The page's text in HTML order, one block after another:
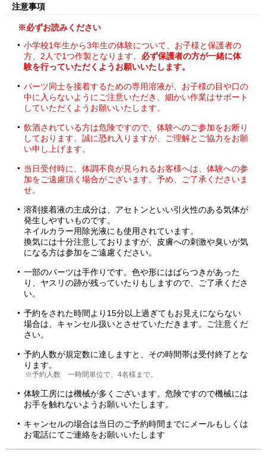
注意事項
※必ずお読みください
小学校1年生から3年生の体験について、お子様と保護者の
方、2人で1つ作製となります。 必ず保護者の方が一緒に体
験を行っていただくようお願いいたします。
パーツ同士を接着するための専用溶液が、お子様の目や口の
中に入らないようにご注意いただき、細かい作業はサポート
していただくようお願いいたします。
飲酒されている方は危険ですので、体験へのご参加をお断り
しております。誠に恐れ入りますが、ご理解とご協力をお願
い申し上げます。
当日受付時に、体調不良が見られるお客様へは、体験への参
加をご遠慮頂く場合がございます。予め、ご了承くださいま
せ。
溶剤接着液の主成分は、アセトンといい引火性のある気体が
発生しやすいものです。
ネイルカラー用除光液にも使用されています。
換気には十分注意しておりますが、皮膚への刺激や臭いが気
になる方は参加をご遠慮ください。
一部のパーツは手作りです。色や形にはばらつきがあった
り、ヤスリの跡が残っていたりもしますので、ご了承くださ
い。
予約をされた時間より15分以上過ぎてもお見えにならない
場合は、キャンセル扱いとさせていただきます。ご注意くだ
さい。
予約人数が規定数に達しますと、その時間帯は受付終了とな
ります。
※予約人数 一時間単位で、4名様まで。
体験工房には機械が多くございます。危険ですので機械には
お手を触れないようお願いいたします。
キャンセルの場合は当日のご予約時間までにメールもしくは
お電話にてご連絡をお願いいたします